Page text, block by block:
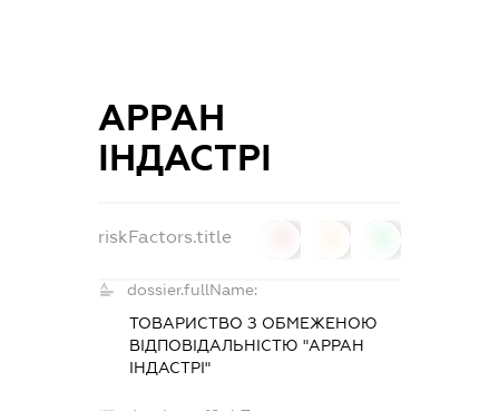
АРРАН
ІНДАСТРІ
riskFactors.title
dossier.fullName:
ТОВАРИСТВО З ОБМЕЖЕНОЮ
ВІДПОВІДАЛЬНІСТЮ "АРРАН
ІНДАСТРІ"